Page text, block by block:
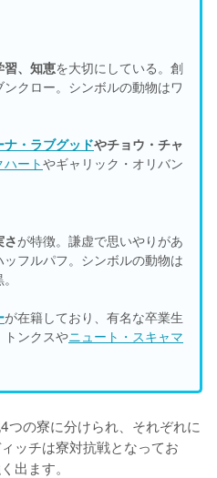
習、知恵を大切にしている。創
クロー。シンボルの動物はワ
ナ・ラブグッドやチョウ・チャ
ートやギャリック・オリバン
が特徴。謙虚で思いやりがあ
フルパフ。シンボルの動物は
が在籍しており、有名な卒業生
トンクスやニュート・スキャマ
つの寮に分けられ、それぞれに
ッチは寮対抗戦となってお
出ます。